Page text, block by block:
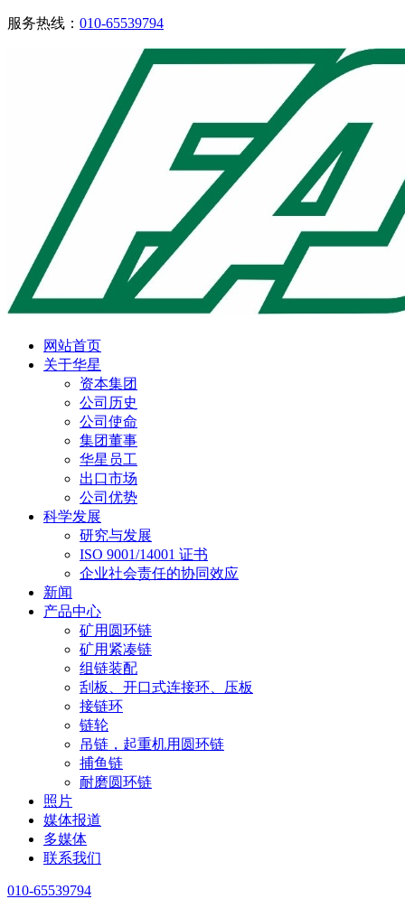
服务热线： 010-65539794
网站首页
关于华星
资本集团
公司历史
公司使命
集团董事
华星员工
出口市场
公司优势
科学发展
研究与发展
ISO 9001/14001 证书
企业社会责任的协同效应
新闻
产品中心
矿用圆环链
矿用紧凑链
组链装配
刮板、开口式连接环、压板
接链环
链轮
吊链，起重机用圆环链
捕鱼链
耐磨圆环链
照片
媒体报道
多媒体
联系我们
010-65539794